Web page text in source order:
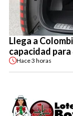
Llega a
capacidad
Hace3 horas